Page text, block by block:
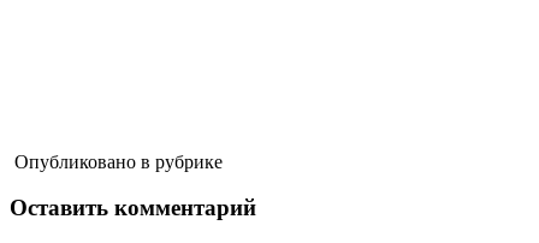
Опубликовано в рубрике
Оставить комментарий